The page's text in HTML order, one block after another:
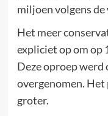
miljoen volgens
Het meer
expliciet op om op
Deze oproep werd
overgenomen. Het
groter.